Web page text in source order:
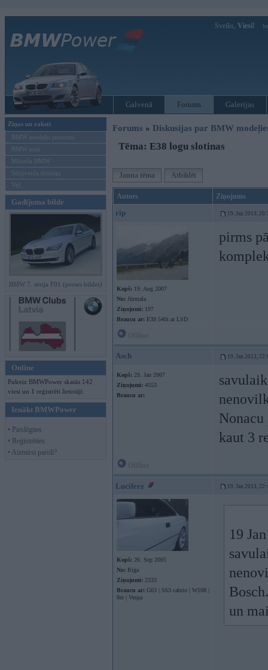
Sveiks, Viesi!
Galvenā Forums Galerijas
Ziņas un raksti
BMW modeļu jaunumi
BMW testi
Mēneša BMW
Sērijveida tūnings
Vel...
Gadījuma bilde
BMW 7. sērija F01 (preses bildes)
Online
Pašreiz BMWPower skatās 142
viesi un 1 reģistrēti lietotāji.
Ienākt BMWPower
• Pieslēgties
• Reģistrēties
• Aizmirsi paroli?
Forums » Diskusijas par BMW
Tēma: E38 logu slotinas
Jauna tēma Atbildēt
Autors Ziņojums
rip 19. Jan 2013,
Kopš: 19. Aug 2007
No: Jūrmala
Ziņojumi: 197
Braucu ar: E39 540i ar LSD
pirms
Asch 19. Jan 2013,
Kopš: 29. Jan 2007
Ziņojumi: 4553
Braucu ar:
kaut 3
Luciferz 19. Jan 2013,
Kopš: 26. Sep 2005
No: Rīga
Ziņojumi: 2333
Braucu ar: G63 | S63 cabrio | W108 |
8er | Vespa
19
un